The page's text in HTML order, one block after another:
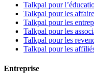
Talkpal pour
Talkpal pour les
Talkpal pour les
Talkpal pour les
Talkpal pour les
Talkpal pour les
Entreprise